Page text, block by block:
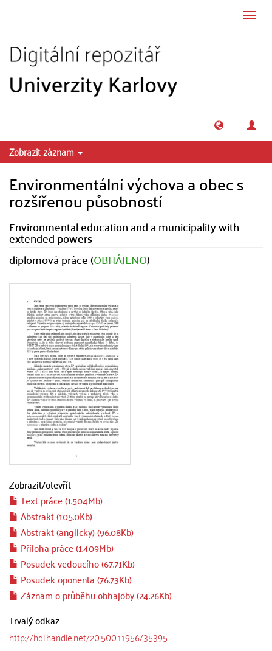
Zobrazit záznam
Environmentální výchova a obec s
rozšířenou působností
Environmental education and a municipality with
extended powers
diplomová práce (OBHÁJENO)
Zobrazit/otevřít
Text práce (1.504Mb)
Abstrakt (105.0Kb)
Abstrakt (anglicky) (96.08Kb)
Příloha práce (1.409Mb)
Posudek vedoucího (67.71Kb)
Posudek oponenta (76.73Kb)
Záznam o průběhu obhajoby (24.26Kb)
Trvalý odkaz
http://hdl.handle.net/20.500.11956/35395